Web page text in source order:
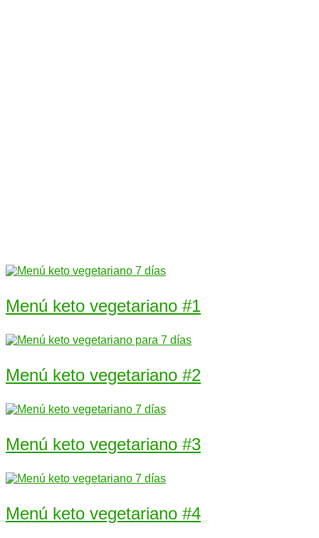
Menú keto vegetariano #1
Menú keto vegetariano #2
Menú keto vegetariano #3
Menú keto vegetariano #4